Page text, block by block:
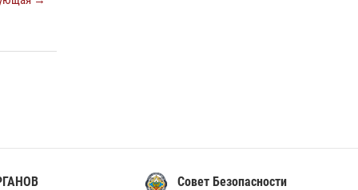
конференция по обобщению боевого опыта
Совет Безопасности